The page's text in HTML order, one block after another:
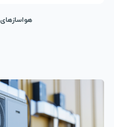
هواسازهای N-TYPE